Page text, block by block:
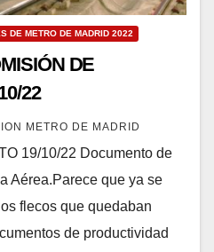
DE METRO DE MADRID 2022
DE
22
METRO DE MADRID
19/10/22 Documento de
Aérea.Parece que ya se
flecos que quedaban
de productividad